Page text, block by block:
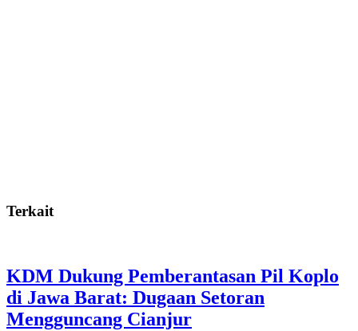
Terkait
KDM Dukung Pemberantasan Pil Koplo
di Jawa Barat: Dugaan Setoran
Mengguncang Cianjur